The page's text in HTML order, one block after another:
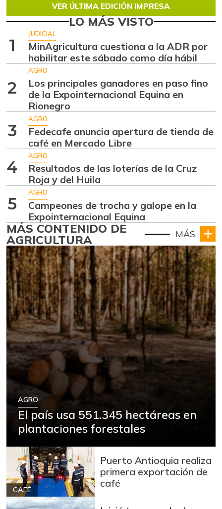
VER ÚLTIMA EDICIÓN IMPRESA
LO MÁS VISTO
1
JUDICIAL
MinAgricultura cuestiona a la ADR por
habilitar este sábado como día hábil
2
AGRO
Los principales ganadores en paso fino
de la Expointernacional Equina en
Rionegro
3
AGRO
Fedecafe anuncia apertura de tienda de
café en Mercado Libre
4
AGRO
Resultados de las loterías de la Cruz
Roja y del Huila
5
AGRO
Campeones de trocha y galope en la
Expointernacional Equina
MÁS CONTENIDO DE
AGRICULTURA MÁS
AGRO
El país usa 551.345 hectáreas en
plantaciones forestales
CAFÉ
Puerto Antioquia realiza
primera exportación de
café